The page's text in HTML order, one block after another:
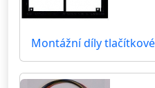
Montážní díly tlačítkové